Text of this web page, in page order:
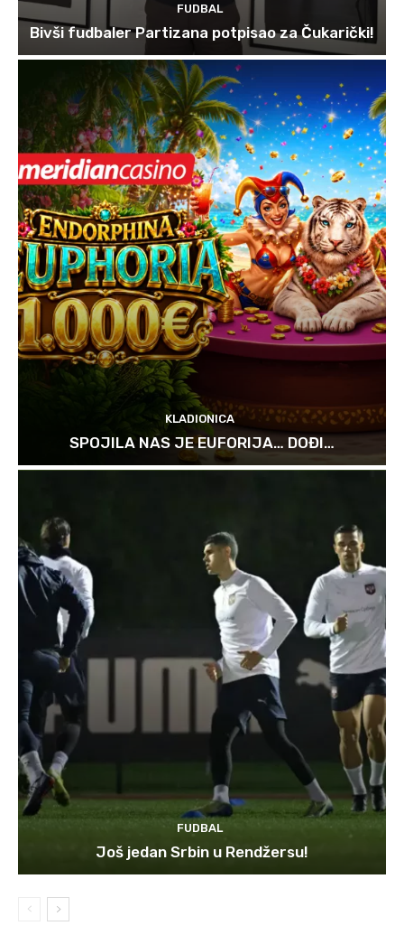
FUDBAL
Bivši fudbaler Partizana potpisao za Čukarički!
KLADIONICA
SPOJILA NAS JE EUFORIJA… DOĐI…
FUDBAL
Još jedan Srbin u Rendžersu!